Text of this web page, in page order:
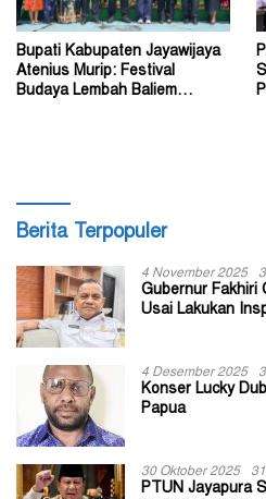
Bupati Kabupaten Jayawijaya
Atenius Murip: Festival
Budaya Lembah Baliem
Berita Terpopuler
4 November 2025
Gubernur Fakhiri
Usai Lakukan
4 Desember 2025
Konser Lucky
Papua
30 Oktober 2025
PTUN Jayapura